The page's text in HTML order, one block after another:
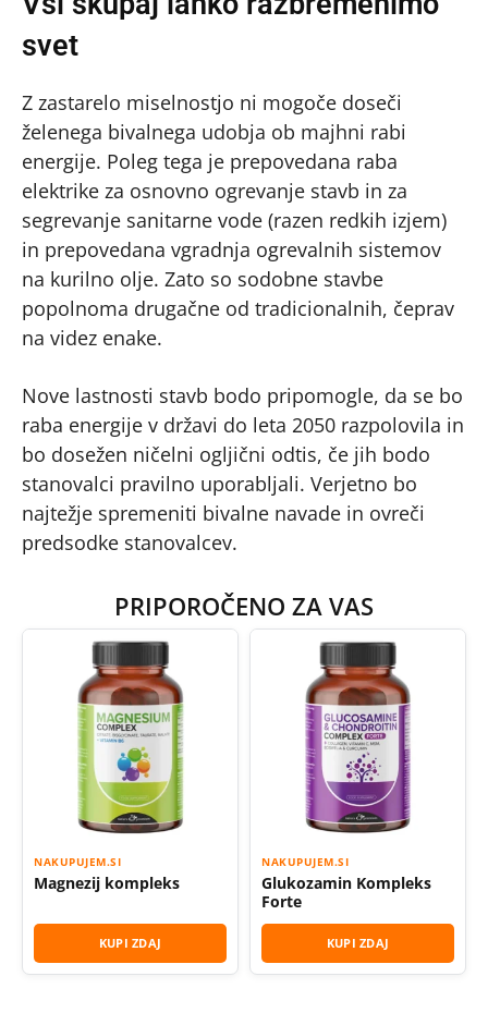
svet
Z zastarelo miselnostjo ni mogoče doseči
želenega bivalnega udobja ob majhni rabi
energije. Poleg tega je prepovedana raba
elektrike za osnovno ogrevanje stavb in za
segrevanje sanitarne vode (razen redkih izjem)
in prepovedana vgradnja ogrevalnih sistemov
na kurilno olje. Zato so sodobne stavbe
popolnoma drugačne od tradicionalnih, čeprav
na videz enake.
Nove lastnosti stavb bodo pripomogle, da se bo
raba energije v državi do leta 2050 razpolovila in
bo dosežen ničelni ogljični odtis, če jih bodo
stanovalci pravilno uporabljali. Verjetno bo
najtežje spremeniti bivalne navade in ovreči
predsodke stanovalcev.
PRIPOROČENO ZA VAS
NAKUPUJEM.SI
Magnezij kompleks
KUPI ZDAJ
NAKUPUJEM.SI
Glukozamin Kompleks
Forte
KUPI ZDAJ